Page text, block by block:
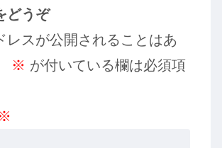
どうぞ
レスが公開されることはあ
※ が付いている欄は必須項